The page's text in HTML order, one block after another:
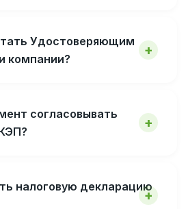
Удостоверяющим
компании?
согласовывать
налоговую декларацию